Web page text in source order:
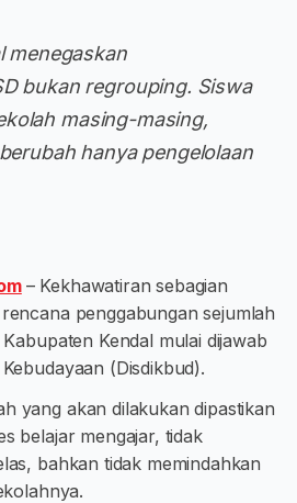
menegaskan
bukan regrouping. Siswa
masing-masing,
hanya pengelolaan
– Kekhawatiran sebagian
penggabungan sejumlah
Kendal mulai dijawab
(Disdikbud).
yang akan dilakukan dipastikan
belajar mengajar, tidak
bahkan tidak memindahkan